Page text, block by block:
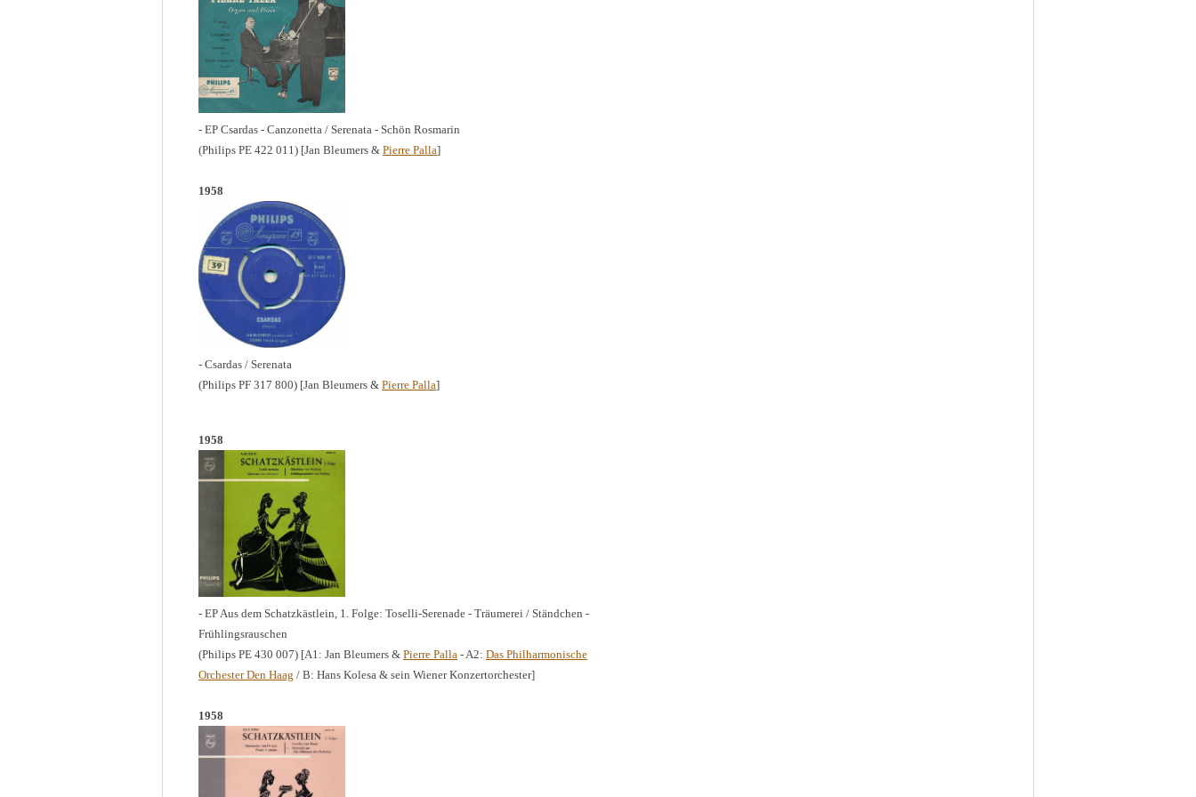
- EP Csardas - Canzonetta / Serenata - Schön Rosmarin
(Philips PE 422 011) [Jan Bleumers & Pierre Palla]
1958
- Csardas / Serenata
(Philips PF 317 800) [Jan Bleumers & Pierre Palla]
1958
- EP Aus dem Schatzkästlein, 1. Folge: Toselli-Serenade - Träumerei / Ständchen -
Frühlingsrauschen
(Philips PE 430 007) [A1: Jan Bleumers & Pierre Palla - A2: Das Philharmonische
Orchester Den Haag / B: Hans Kolesa & sein Wiener Konzertorchester]
1958